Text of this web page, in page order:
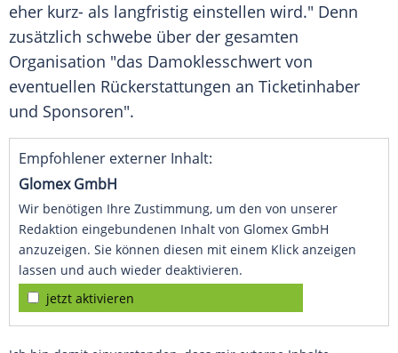
eher kurz- als langfristig einstellen wird." Denn
zusätzlich schwebe über der gesamten
Organisation "das Damoklesschwert von
eventuellen Rückerstattungen an Ticketinhaber
und Sponsoren".
Empfohlener externer Inhalt:
Glomex GmbH
Wir benötigen Ihre Zustimmung, um den von unserer
Redaktion eingebundenen Inhalt von Glomex GmbH
anzuzeigen. Sie können diesen mit einem Klick anzeigen
lassen und auch wieder deaktivieren.
jetzt aktivieren